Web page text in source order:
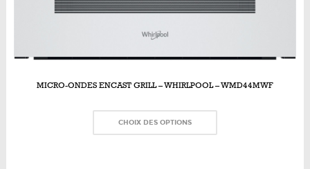
MICRO-ONDES ENCAST GRILL – WHIRLPOOL – WMD44MWF
CHOIX DES OPTIONS